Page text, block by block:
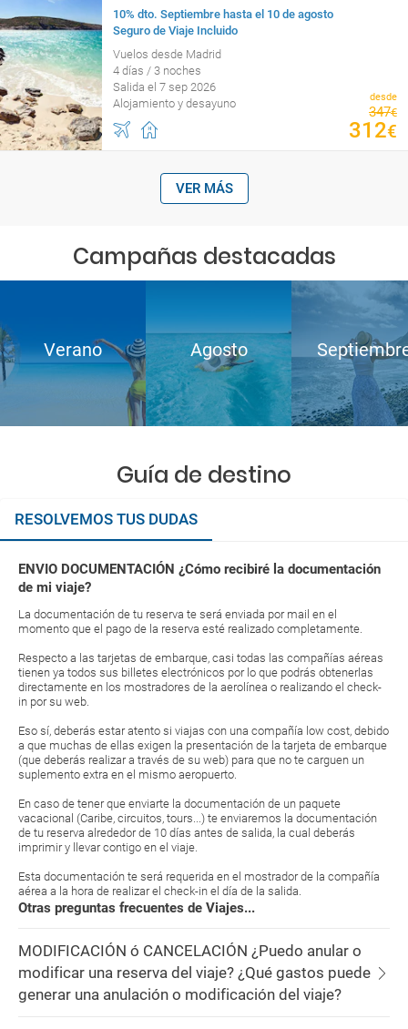
10% dto. Septiembre hasta el 10 de agosto
Seguro de Viaje Incluido
Vuelos desde Madrid
4 días / 3 noches
Salida el 7 sep 2026
Alojamiento y desayuno
desde
347€
312€
VER MÁS
Campañas destacadas
Verano Agosto
Guía de destino
RESOLVEMOS TUS DUDAS
ENVIO DOCUMENTACIÓN ¿Cómo recibiré la documentación
de mi viaje?
La documentación de tu reserva te será enviada por mail en el
momento que el pago de la reserva esté realizado completamente.
Respecto a las tarjetas de embarque, casi todas las compañías aéreas
tienen ya todos sus billetes electrónicos por lo que podrás obtenerlas
directamente en los mostradores de la aerolínea o realizando el check-
in por su web.
Eso sí, deberás estar atento si viajas con una compañía low cost, debido
a que muchas de ellas exigen la presentación de la tarjeta de embarque
(que deberás realizar a través de su web) para que no te carguen un
suplemento extra en el mismo aeropuerto.
En caso de tener que enviarte la documentación de un paquete
vacacional (Caribe, circuitos, tours...) te enviaremos la documentación
de tu reserva alrededor de 10 días antes de salida, la cual deberás
imprimir y llevar contigo en el viaje.
Esta documentación te será requerida en el mostrador de la compañía
aérea a la hora de realizar el check-in el día de la salida.
Otras preguntas frecuentes de Viajes...
MODIFICACIÓN ó CANCELACIÓN ¿Puedo anular o
modificar una reserva del viaje? ¿Qué gastos puede
generar una anulación o modificación del viaje?